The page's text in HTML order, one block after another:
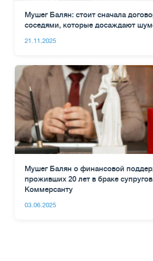
Мушег Балян: стоит сначала
соседями, которые досаждают
21.11.2025
Мушег Балян о финансовой
проживших 20 лет в браке
Коммерсанту
03.06.2025